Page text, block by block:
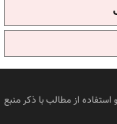
از مطالب با ذکر منبع